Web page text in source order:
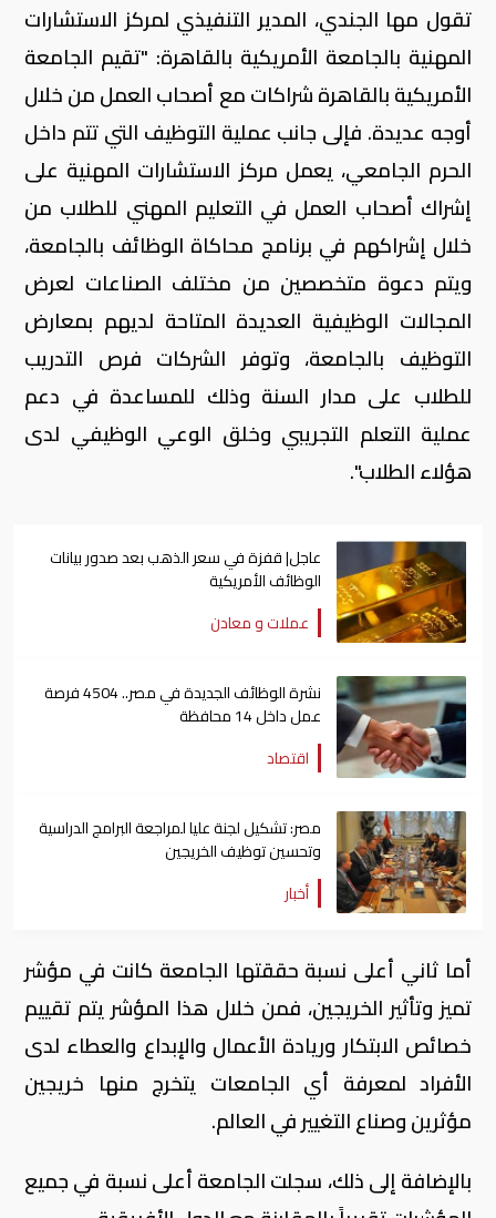
تقول مها الجندي، المدير التنفيذي لمركز الاستشارات
المهنية بالجامعة الأمريكية بالقاهرة: "تقيم الجامعة
الأمريكية بالقاهرة شراكات مع أصحاب العمل من خلال
أوجه عديدة. فإلى جانب عملية التوظيف التي تتم داخل
الحرم الجامعي، يعمل مركز الاستشارات المهنية على
إشراك أصحاب العمل في التعليم المهني للطلاب من
خلال إشراكهم في برنامج محاكاة الوظائف بالجامعة،
ويتم دعوة متخصصين من مختلف الصناعات لعرض
المجالات الوظيفية العديدة المتاحة لديهم بمعارض
التوظيف بالجامعة، وتوفر الشركات فرص التدريب
للطلاب على مدار السنة وذلك للمساعدة في دعم
عملية التعلم التجريبي وخلق الوعي الوظيفي لدى
هؤلاء الطلاب".
عاجل| قفزة في سعر الذهب بعد صدور بيانات
الوظائف الأمريكية
عملات و معادن
نشرة الوظائف الجديدة في مصر.. 4504 فرصة
عمل داخل 14 محافظة
اقتصاد
مصر: تشكيل لجنة عليا لمراجعة البرامج الدراسية
وتحسين توظيف الخريجين
أخبار
أما ثاني أعلى نسبة حققتها الجامعة كانت في مؤشر
تميز وتأثير الخريجين، فمن خلال هذا المؤشر يتم تقييم
خصائص الابتكار وريادة الأعمال والإبداع والعطاء لدى
الأفراد لمعرفة أي الجامعات يتخرج منها خريجين
مؤثرين وصناع التغيير في العالم.
بالإضافة إلى ذلك، سجلت الجامعة أعلى نسبة في جميع